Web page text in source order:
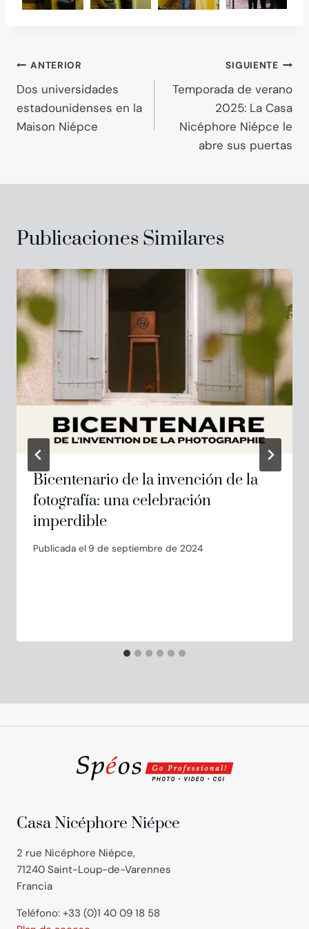
Navegación
de
entradas
ANTERIOR
Dos universidades
estadounidenses en la
Maison Niépce
SIGUIENTE
Temporada de verano
2025: La Casa
Nicéphore Niépce le
abre sus puertas
Publicaciones Similares
Bicentenario de la invención de la
fotografía: una celebración
imperdible
Publicada el 9 de septiembre de 2024
Casa Nicéphore Niépce
2 rue Nicéphore Niépce,
71240 Saint-Loup-de-Varennes
Francia
Teléfono: +33 (0)1 40 09 18 58